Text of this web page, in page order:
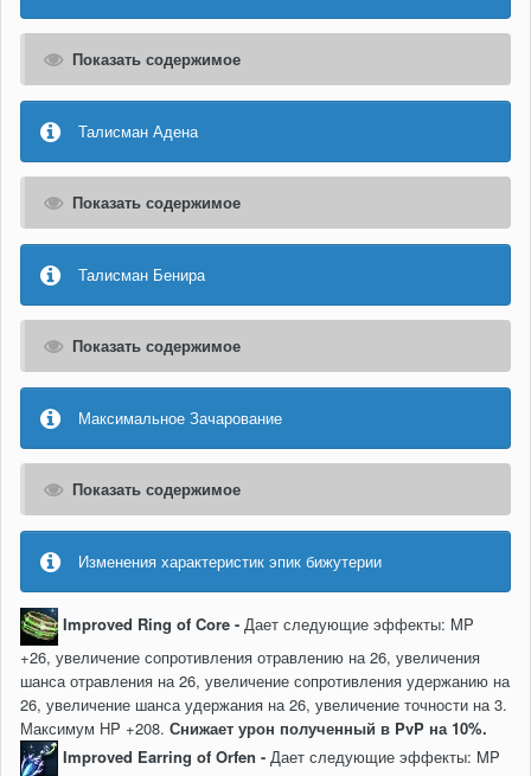
Показать содержимое
Талисман Адена
Показать содержимое
Талисман Бенира
Показать содержимое
Максимальное Зачарование
Показать содержимое
Изменения характеристик эпик бижутерии
Improved Ring of Core - Дает следующие эффекты: MP
+26, увеличение сопротивления отравлению на 26, увеличения
шанса отравления на 26, увеличение сопротивления удержанию на
26, увеличение шанса удержания на 26, увеличение точности на 3.
Максимум HP +208. Снижает урон полученный в PvP на 10%.
Improved Earring of Orfen - Дает следующие эффекты: MP